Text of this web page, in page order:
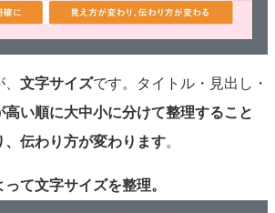
文字サイズです。タイトル・見出し・
高い順に大中小に分けて整理すること
、伝わり方が変わります。
て文字サイズを整理。